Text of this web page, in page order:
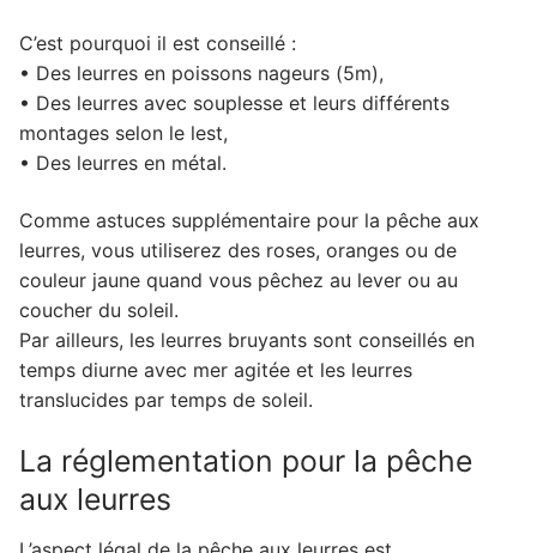
C’est pourquoi il est conseillé :
• Des leurres en poissons nageurs (5m),
• Des leurres avec souplesse et leurs différents
montages selon le lest,
• Des leurres en métal.
Comme astuces supplémentaire pour la pêche aux
leurres, vous utiliserez des roses, oranges ou de
couleur jaune quand vous pêchez au lever ou au
coucher du soleil.
Par ailleurs, les leurres bruyants sont conseillés en
temps diurne avec mer agitée et les leurres
translucides par temps de soleil.
La réglementation pour la pêche
aux leurres